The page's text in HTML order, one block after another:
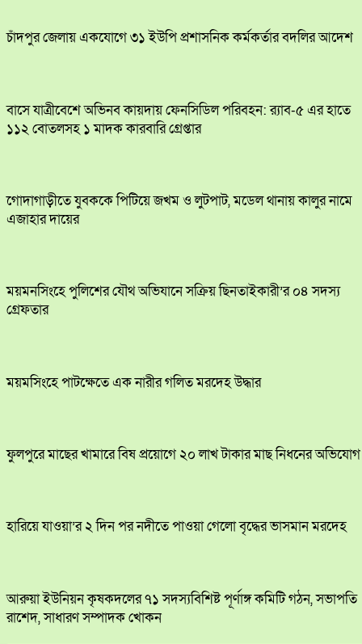
চাঁদপুর জেলায় একযোগে ৩১ ইউপি প্রশাসনিক কর্মকর্তার বদলির আদেশ
বাসে যাত্রীবেশে অভিনব কায়দায় ফেনসিডিল পরিবহন: র‍্যাব-৫ এর হাতে
১১২ বোতলসহ ১ মাদক কারবারি গ্রেপ্তার
​গোদাগাড়ীতে যুবককে পিটিয়ে জখম ও লুটপাট, মডেল থানায় কালুর নামে
এজাহার দায়ের
ময়মনসিংহে পুলিশের যৌথ অভিযানে সক্রিয় ছিনতাইকারী’র ০৪ সদস্য
গ্রেফতার
ময়মসিংহে পাটক্ষেতে এক নারীর গলিত মরদেহ উদ্ধার
ফুলপুরে মাছের খামারে বিষ প্রয়োগে ২০ লাখ টাকার মাছ নিধনের অভিযোগ
হারিয়ে যাওয়া’র ২ দিন পর নদীতে পাওয়া গেলো বৃদ্ধের ভাসমান মরদেহ
আরুয়া ইউনিয়ন কৃষকদলের ৭১ সদস্যবিশিষ্ট পূর্ণাঙ্গ কমিটি গঠন, সভাপতি
রাশেদ, সাধারণ সম্পাদক খোকন